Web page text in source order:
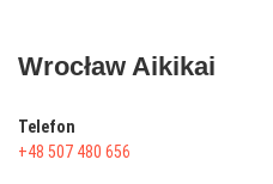
Wrocław Aikikai
Telefon
+48 507 480 656